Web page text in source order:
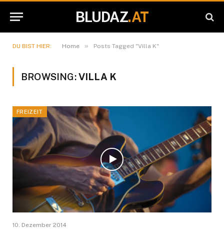
BLUDAZ.AT
DU BIST HIER: Home » Posts Tagged "Villa K"
BROWSING:VILLA K
FREIZEIT
10. Dezember 2014